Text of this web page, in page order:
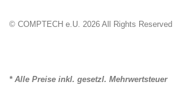
© COMPTECH e.U. 2026 All Rights Reserved
* Alle Preise inkl. gesetzl. Mehrwertsteuer